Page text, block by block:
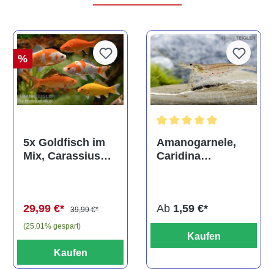
%
5x Goldfisch im
Mix, Carassius
29,99 €*
39,99 €*
(25.01% gespart)
Kaufen
Amanogarnele,
Caridina
Ab 1,59 €*
Kaufen